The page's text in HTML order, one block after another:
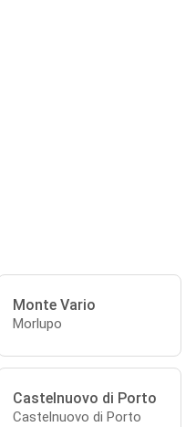
Monte Vario
Morlupo
Castelnuovo di Porto
Castelnuovo di Porto